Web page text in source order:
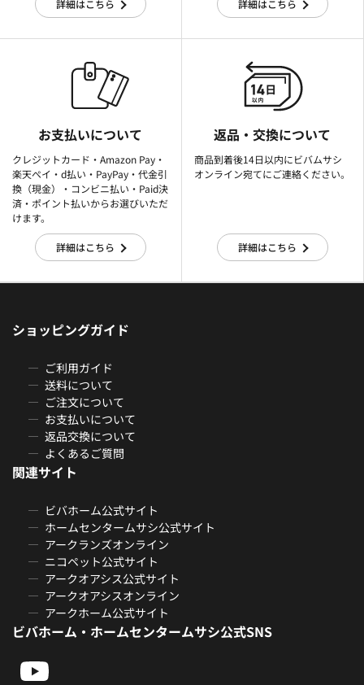
詳細はこちら 詳細はこちら
お支払いについて
クレジットカード・Amazon Pay・
楽天ぺイ・d払い・PayPay・代金引
換（現金）・コンビニ払い・Paid決
済・ポイント払いからお選びいただ
けます。
詳細はこちら
返品・交換について
商品到着後14日以内にビバムサシ
オンライン宛てにご連絡ください。
詳細はこちら
ショッピングガイド
ご利用ガイド
送料について
ご注文について
お支払いについて
返品交換について
よくあるご質問
関連サイト
ビバホーム公式サイト
ホームセンタームサシ公式サイト
アークランズオンライン
ニコペット公式サイト
アークオアシス公式サイト
アークオアシスオンライン
アークホーム公式サイト
ビバホーム・ホームセンタームサシ公式SNS